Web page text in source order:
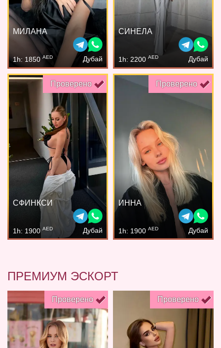
МИЛАНА
1h: 1850 AED Дубай
СИНЕЛА
1h: 2200 AED Дубай
Проверено
СФИНКСИ
1h: 1900 AED Дубай
Проверено
ИННА
1h: 1900 AED Дубай
ПРЕМИУМ ЭСКОРТ
Проверено Проверено